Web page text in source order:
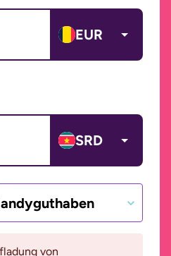
EUR
SRD
von